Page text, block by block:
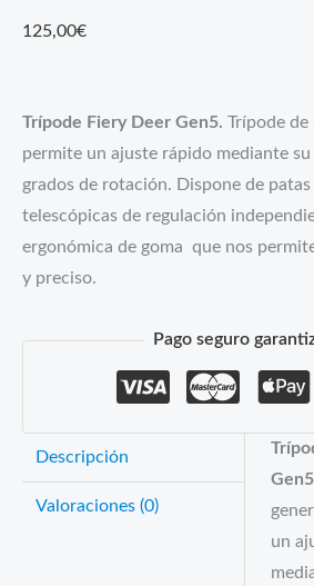
125,00€
Trípode Fiery Deer Gen5. Trípode de
permite un ajuste rápido mediante
grados de rotación. Dispone de
telescópicas de regulación
ergonómica de goma que nos
y preciso.
Pago seguro
Descripción
Valoraciones (0)
un